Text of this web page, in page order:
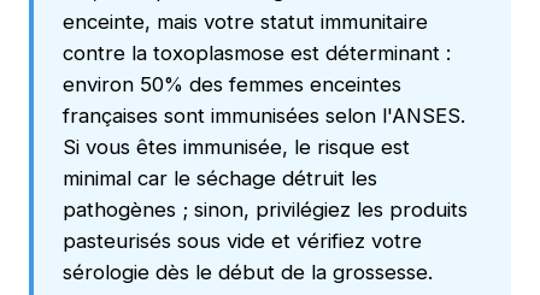
enceinte, mais votre statut immunitaire
contre la toxoplasmose est déterminant :
environ 50% des femmes enceintes
françaises sont immunisées selon l'ANSES.
Si vous êtes immunisée, le risque est
minimal car le séchage détruit les
pathogènes ; sinon, privilégiez les produits
pasteurisés sous vide et vérifiez votre
sérologie dès le début de la grossesse.